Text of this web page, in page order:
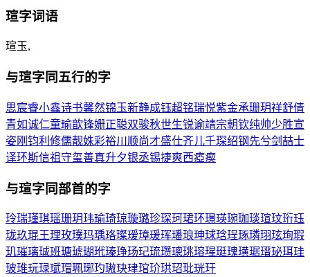
瑄字词语
瑄玉,
与瑄字同五行的字
思宸睿小鑫诗书馨然锦玉新静成钰超铭瑞悦紫金承珊玥祥舒倩
青如诚仁童瑜歆锋姗正聪双骏秋世生锐谕靖宗朝钦纯帅少胜宣
姿刚 钧利 修儒靓姝彩裕川 顺尚才盛仕齐儿千琛绍钢先兮剑 喆士
译环斯信祖 守玺善真升夕银丞锡捷爽西瘂瘈
与瑄字同部首的字
玲瑞瑾琪瑶珊玥玮瑜琦琼璇璐珍琛珂珺环璟瑛琬珈琰瑄玟珩珏
珑玖琨王理玫璞玛瑀珞璨瑷璋瑗珲璠琅珅球琀珵琢璘珝玹珣瑕
玑璀璃珹班瑭琥瑚玳瑧琤玚玘琉瓒璁珧瑢瑆珽瑰璜琚瑨珌珥珪
玻琟玩琭珷瑁珮琊玓璈玦珒琯玠珙玿玭珖玕